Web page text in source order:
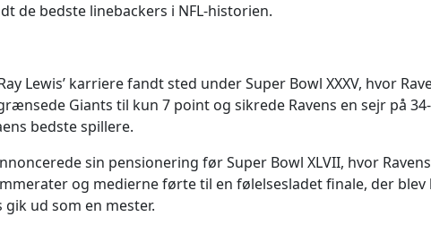
de bedste linebackers i NFL-historien.
Lewis’ karriere fandt sted under Super Bowl XXXV, hvor
Giants til kun 7 point og sikrede Ravens en sejr på
bedste spillere.
sin pensionering før Super Bowl XLVII, hvor
og medierne førte til en følelsesladet finale, der
ud som en mester.